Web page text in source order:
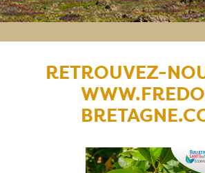
RETROUVEZ-